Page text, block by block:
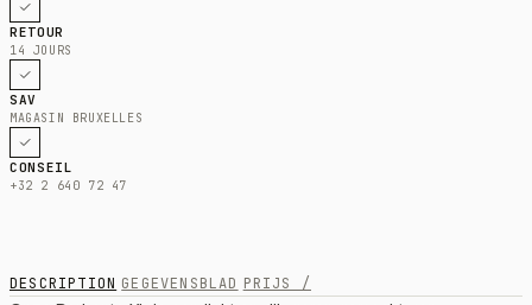
RETOUR
14 JOURS
SAV
MAGASIN BRUXELLES
CONSEIL
+32 2 640 72 47
DESCRIPTION GEGEVENSBLAD PRIJS /